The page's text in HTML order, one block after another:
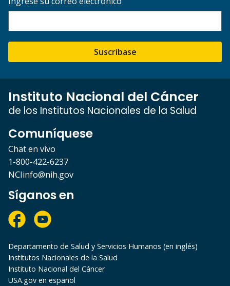
Suscríbase
Instituto Nacional del Cáncer
de los Institutos Nacionales de la Salud
Comuníquese
Chat en vivo
1-800-422-6237
NCIinfo@nih.gov
Síganos en
Departamento de Salud y Servicios Humanos (en inglés)
Institutos Nacionales de la Salud
Instituto Nacional del Cáncer
USA.gov en español